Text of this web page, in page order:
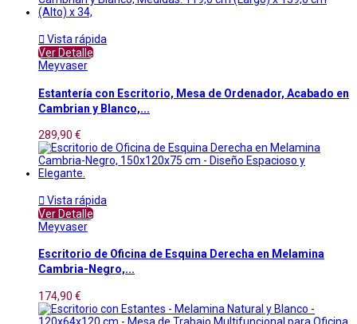
 Vista rápida
Ver Detalle
Meyvaser
Estantería con Escritorio, Mesa de Ordenador, Acabado en
Cambrian y Blanco,...
289,90 €
 Vista rápida
Ver Detalle
Meyvaser
Escritorio de Oficina de Esquina Derecha en Melamina
Cambria-Negro,...
174,90 €